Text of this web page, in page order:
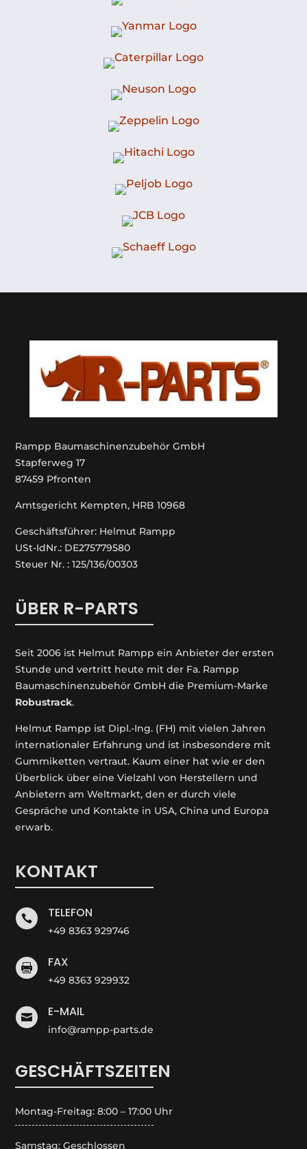
Rampp Baumaschinenzubehör GmbH
Stapferweg 17
87459 Pfronten
Amtsgericht Kempten, HRB 10968
Geschäftsführer: Helmut Rampp
USt-IdNr.: DE275779580
Steuer Nr. : 125/136/00303
ÜBER R-PARTS
Seit 2006 ist Helmut Rampp ein An­bieter der ersten
Stunde und vertritt heute mit der Fa. Rampp
Baumaschinenzubehör GmbH die Premium-Marke
Robustrack.
Helmut Rampp ist Dipl.-Ing. (FH) mit vielen Jahren
internationaler Erfahrung und ist insbesondere mit
Gummiketten vertraut. Kaum einer hat wie er den
Überblick über eine Vielzahl von Herstellern und
Anbietern am Weltmarkt, den er durch viele
Gespräche und Kontakte in USA, China und Europa
erwarb.
KONTAKT
 TELEFON
+49 8363 929746
 FAX
+49 8363 929932
 E-MAIL
info@rampp-parts.de
GESCHÄFTSZEITEN
Montag-Freitag: 8:00 – 17:00 Uhr
Samstag: Geschlossen